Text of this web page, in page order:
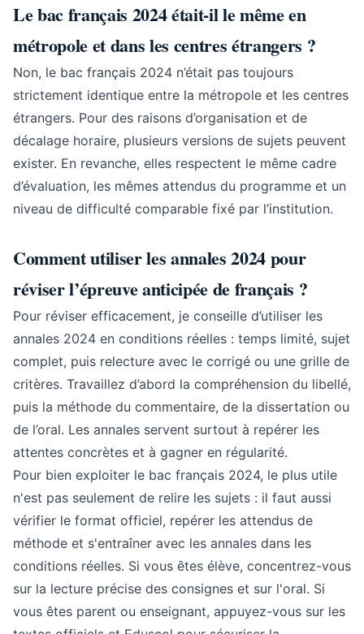
Le bac français 2024 était-il le même en
métropole et dans les centres étrangers ?
Non, le bac français 2024 n’était pas toujours
strictement identique entre la métropole et les centres
étrangers. Pour des raisons d’organisation et de
décalage horaire, plusieurs versions de sujets peuvent
exister. En revanche, elles respectent le même cadre
d’évaluation, les mêmes attendus du programme et un
niveau de difficulté comparable fixé par l’institution.
Comment utiliser les annales 2024 pour
réviser l’épreuve anticipée de français ?
Pour réviser efficacement, je conseille d’utiliser les
annales 2024 en conditions réelles : temps limité, sujet
complet, puis relecture avec le corrigé ou une grille de
critères. Travaillez d’abord la compréhension du libellé,
puis la méthode du commentaire, de la dissertation ou
de l’oral. Les annales servent surtout à repérer les
attentes concrètes et à gagner en régularité.
Pour bien exploiter le bac français 2024, le plus utile
n'est pas seulement de relire les sujets : il faut aussi
vérifier le format officiel, repérer les attendus de
méthode et s'entraîner avec les annales dans les
conditions réelles. Si vous êtes élève, concentrez-vous
sur la lecture précise des consignes et sur l'oral. Si
vous êtes parent ou enseignant, appuyez-vous sur les